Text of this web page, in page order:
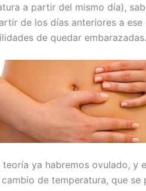
a partir del mismo día),
de los días anteriores a
de quedar embarazadas.
ya habremos ovulado, y
de temperatura, que